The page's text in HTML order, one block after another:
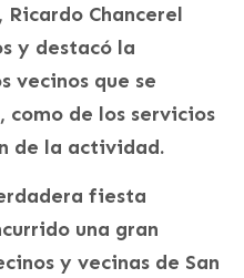
Chancerel
y destacó la
vecinos que se
como de los servicios
de la actividad.
fiesta
una gran
y vecinas de San